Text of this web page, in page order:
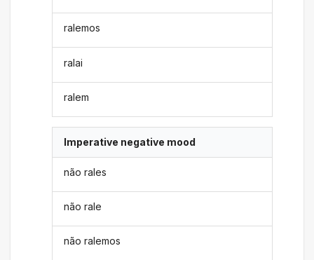
ralemos
ralai
ralem
Imperative negative mood
não rales
não rale
não ralemos